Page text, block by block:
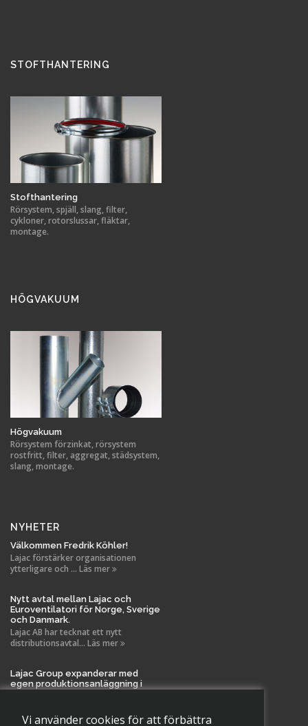
Vi använder cookies för att förbättra
STOFTHANTERING
Stofthantering
Rörsystem, spjäll, slang, filter,
cykloner, rotorslussar, fläktar,
montage.
HÖGVAKUUM
Högvakuum
Rörsystem förzinkat, rörsystem
rostfritt, filter, aggregat, städsystem,
slang, montage.
NYHETER
Välkommen Fredrik Köhler!
Lajac förstärker organisationen
ytterligare och ... Läs mer
Nytt avtal mellan Lajac och
Euroventilatori för Norge, Sverige
och Danmark.
Lajac AB har tecknat ett nytt
distributionsavtal... Läs mer
Lajac Group expanderar med
egen produktionsanläggning i
milstolpe i La... Läs mer